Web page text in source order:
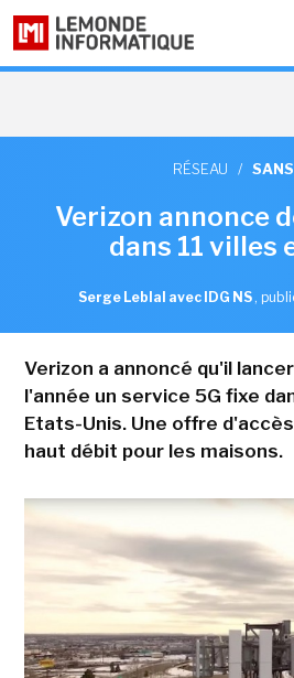
RÉSEAU /
Verizon annonce
dans 11 villes
Serge Leblal avec IDG NS ,
Verizon a annoncé qu'il
l'année un service 5G fixe
Etats-Unis. Une offre
haut débit pour les maisons.